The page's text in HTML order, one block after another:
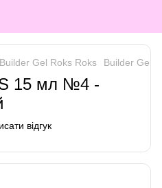
Builder Gel Roks Roks Builder Gel
15 мл №4 -
відгук